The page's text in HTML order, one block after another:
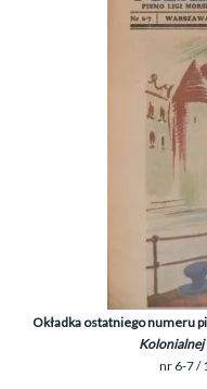
Okładka ostatniego numeru
Kolonialnej
nr 6-7 /